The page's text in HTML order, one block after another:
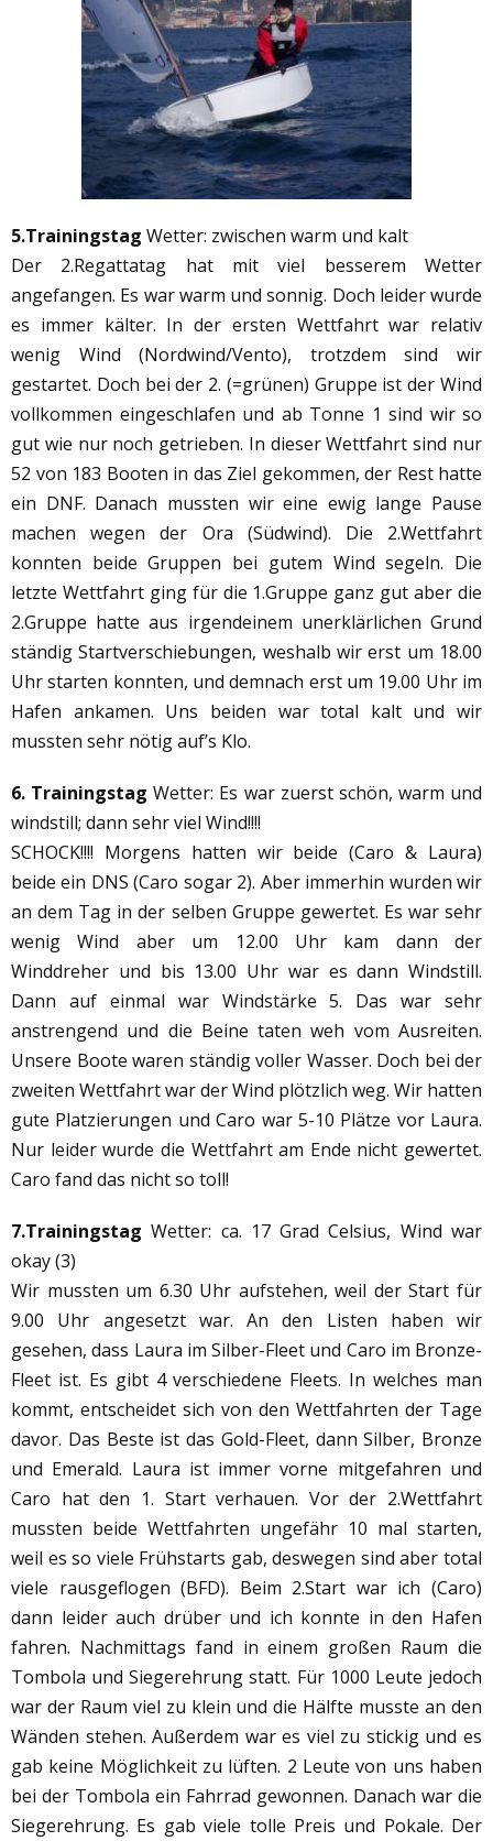
5.Trainingstag Wetter: zwischen warm und kalt
Der 2.Regattatag hat mit viel besserem Wetter
angefangen. Es war warm und sonnig. Doch leider wurde
es immer kälter. In der ersten Wettfahrt war relativ
wenig Wind (Nordwind/Vento), trotzdem sind wir
gestartet. Doch bei der 2. (=grünen) Gruppe ist der Wind
vollkommen eingeschlafen und ab Tonne 1 sind wir so
gut wie nur noch getrieben. In dieser Wettfahrt sind nur
52 von 183 Booten in das Ziel gekommen, der Rest hatte
ein DNF. Danach mussten wir eine ewig lange Pause
machen wegen der Ora (Südwind). Die 2.Wettfahrt
konnten beide Gruppen bei gutem Wind segeln. Die
letzte Wettfahrt ging für die 1.Gruppe ganz gut aber die
2.Gruppe hatte aus irgendeinem unerklärlichen Grund
ständig Startverschiebungen, weshalb wir erst um 18.00
Uhr starten konnten, und demnach erst um 19.00 Uhr im
Hafen ankamen. Uns beiden war total kalt und wir
mussten sehr nötig auf’s Klo.
6. Trainingstag Wetter: Es war zuerst schön, warm und
windstill; dann sehr viel Wind!!!!
SCHOCK!!!! Morgens hatten wir beide (Caro & Laura)
beide ein DNS (Caro sogar 2). Aber immerhin wurden wir
an dem Tag in der selben Gruppe gewertet. Es war sehr
wenig Wind aber um 12.00 Uhr kam dann der
Winddreher und bis 13.00 Uhr war es dann Windstill.
Dann auf einmal war Windstärke 5. Das war sehr
anstrengend und die Beine taten weh vom Ausreiten.
Unsere Boote waren ständig voller Wasser. Doch bei der
zweiten Wettfahrt war der Wind plötzlich weg. Wir hatten
gute Platzierungen und Caro war 5-10 Plätze vor Laura.
Nur leider wurde die Wettfahrt am Ende nicht gewertet.
Caro fand das nicht so toll!
7.Trainingstag Wetter: ca. 17 Grad Celsius, Wind war
okay (3)
Wir mussten um 6.30 Uhr aufstehen, weil der Start für
9.00 Uhr angesetzt war. An den Listen haben wir
gesehen, dass Laura im Silber-Fleet und Caro im Bronze-
Fleet ist. Es gibt 4 verschiedene Fleets. In welches man
kommt, entscheidet sich von den Wettfahrten der Tage
davor. Das Beste ist das Gold-Fleet, dann Silber, Bronze
und Emerald. Laura ist immer vorne mitgefahren und
Caro hat den 1. Start verhauen. Vor der 2.Wettfahrt
mussten beide Wettfahrten ungefähr 10 mal starten,
weil es so viele Frühstarts gab, deswegen sind aber total
viele rausgeflogen (BFD). Beim 2.Start war ich (Caro)
dann leider auch drüber und ich konnte in den Hafen
fahren. Nachmittags fand in einem großen Raum die
Tombola und Siegerehrung statt. Für 1000 Leute jedoch
war der Raum viel zu klein und die Hälfte musste an den
Wänden stehen. Außerdem war es viel zu stickig und es
gab keine Möglichkeit zu lüften. 2 Leute von uns haben
bei der Tombola ein Fahrrad gewonnen. Danach war die
Siegerehrung. Es gab viele tolle Preis und Pokale. Der